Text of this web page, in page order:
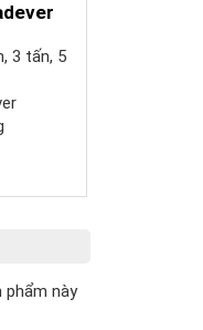
3 tấn, 5
phẩm này